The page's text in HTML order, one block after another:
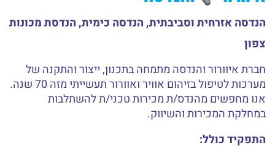
הנדסה אזרחית וסביבתית, הנדסה כימית, הנדסת מכונות
צפון
חברת איוורור והנדסה מתמחה בתכנון, ייצור והתקנה של
מערכות לטיפול בזיהום אוויר ואוורור תעשייתי מזה 70 שנה.
אנו מחפשים מהנדס/ת מכירות טכני/ת להשתלבות
במחלקת המכירות והשיווק.
התפקיד כולל: